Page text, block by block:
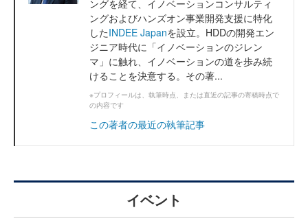
ングを経て、イノベーションコンサルティ
ングおよびハンズオン事業開発支援に特化
したINDEE Japanを設立。HDDの開発エン
ジニア時代に「イノベーションのジレン
マ」に触れ、イノベーションの道を歩み続
けることを決意する。その著...
※プロフィールは、執筆時点、または直近の記事の寄稿時点で
の内容です
この著者の最近の執筆記事
イベント